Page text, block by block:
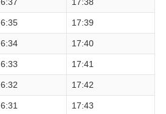
6:35 17:39
6:34 17:40
6:33 17:41
6:32 17:42
6:31 17:43